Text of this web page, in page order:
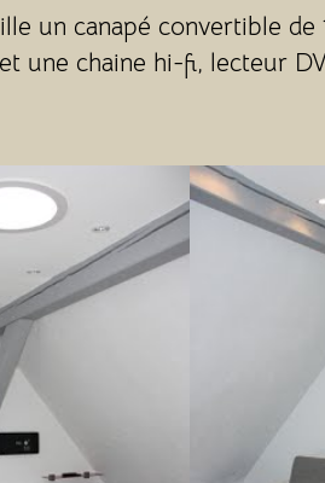
un canapé convertible de
une chaine hi-fi, lecteur